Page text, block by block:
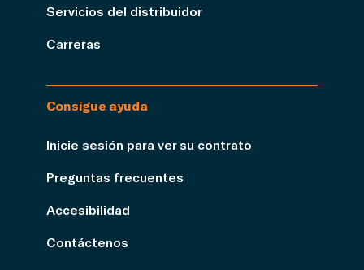
Servicios del distribuidor
Carreras
Consigue ayuda
Inicie sesión para ver su contrato
Preguntas frecuentes
Accesibilidad
Contáctenos